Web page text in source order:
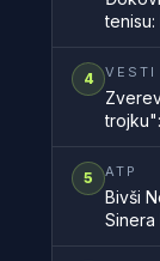
4 VESTI
5 ATP
Bivši
Sinera